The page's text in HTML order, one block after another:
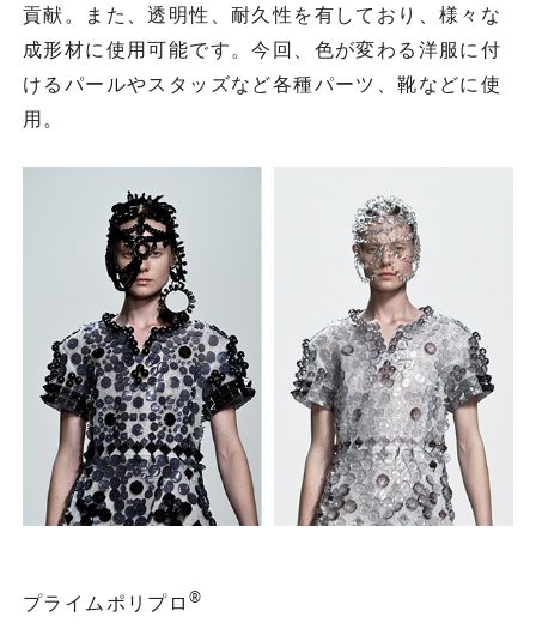
貢献。また、透明性、耐久性を有しており、様々な
成形材に使用可能です。今回、色が変わる洋服に付
けるパールやスタッズなど各種パーツ、靴などに使
用。
プライムポリプロ®